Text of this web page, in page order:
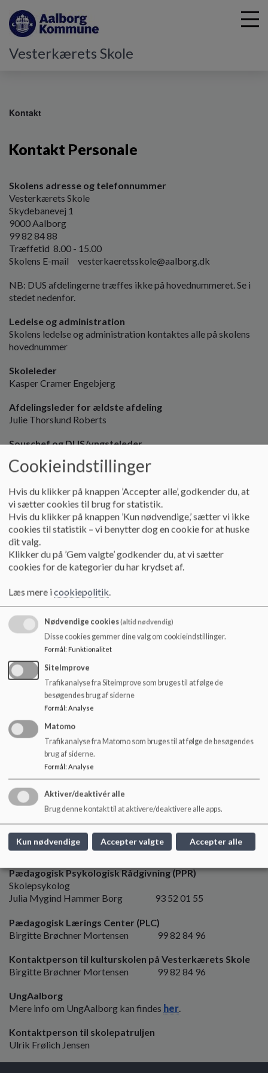
Vesterkærets Skole
Kontakt
Kontakt Personale
Skolens adresse og telefonnummer
Vesterkærets Skole
Skydebanevej 1
9000 Aalborg
99 82 84 88
Træffetid 8.00 - 15.00
Skolens E-mail vesterkaeretsskole@aalborg.dk
NB: DUS afdelingerne træffes ikke på hovednummeret. Se i
stedet nedenfor.
Ledelse og administration
Skolens ledelse og administration kontaktes alle på skolens
hovednummer
Skoleleder
Kasper Cramer Engebjerg
Afdelingsleder for ældste afdeling
Julie Thorslund Roberts
Souschef og DUS/yngsteleder
Mette Marie Brøndbjerg Djernæs
Teknisk serviceleder (Pedel)
Jesper Ekstrøm Brask
Kontorassistent
Charlotte Christensen
DUS
Telefonbeskeder modtages mellem 6:30 - 7:45 og 14:00 -
Lille DUS 25 59 77 61
Store DUS 25 59 77 62
Allergiafdelingen 25 59 77 61/62
Ungdommens Uddannselsesvejledning
Trine Møller de Gier (7.- 9. årgang) 25 20 45 03
Skolesundhedsplejerske
Trine Koldbro Madsen 31 99 93 53 kan også
Skolesocialrådgiver
Susanne Saur Bach 22 70 79 78
Ergoterapeut
Andreas Vandborg Larsen
Pædagogisk Psykologisk Rådgivning (PPR)
Skolepsykolog
Julia Mygind Hammer Borg 93 52 01 55
Pædagogisk Lærings Center (PLC)
Birgitte Brøchner Mortensen 99 82 84 96
Kontaktperson til kulturskolen på Vesterkærets Skole
Birgitte Brøchner Mortensen 99 82 84 96
UngAalborg
Mere info om UngAalborg kan findes her.
Kontaktperson til skolepatruljen
Ulrik Frølich Jensen
Cookieindstillinger
Hvis du klikker på knappen ’Accepter alle’, godkender du, at
vi sætter cookies til brug for statistik.
Hvis du klikker på knappen ’Kun nødvendige,’ sætter vi ikke
cookies til statistik – vi benytter dog en cookie for at huske
dit valg.
Klikker du på ’Gem valgte’ godkender du, at vi sætter
cookies for de kategorier du har krydset af.
Læs mere icookiepolitik.
Nødvendige cookies(altid nødvendig)
Disse cookies gemmer dine valg om cookieindstillinger.
Formål: Funktionalitet
SiteImprove
Trafikanalyse fra Siteimprove som bruges til at følge de
besøgendes brug af siderne
Formål: Analyse
Matomo
Trafikanalyse fra Matomo som bruges til at følge de besøgendes
brug af siderne.
Formål: Analyse
Aktiver/deaktivér alle
Brug denne kontakt til at aktivere/deaktivere alle apps.
Kun nødvendige Accepter valgte Accepter alle